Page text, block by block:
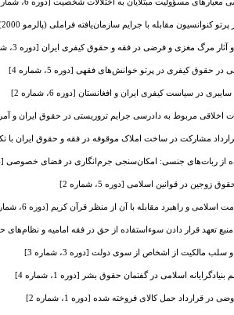
مقابله با جرایم سازمان‌یافته فراملی (پالرمو 2000) [دوره 3، شماره 1]
آثار مرگ مغزی و فرضی در فقه و حقوق کیفری ایران [دوره 3، شماره 1]
در حقوق کیفری در پرتو خوانش‌های فقهی [دوره 5، شماره 4]
در سیاست کیفری ایران و افغانستان [دوره 6، شماره 2]
اخلاقی مربوط به دادرسی جرایم تروریستی در حقوق ایران و آمریکا [دوره
مشارکت در ساخت املاک موقوفه در فقه و حقوق ایران با تکیه بر
ربات‌های جنسی: امکان‌سنجی جرم‌انگاری در فضای خصوصی [دوره 6،
زوجین در قوانین اسلامی [دوره 5، شماره 2]
و راهبرد مقابله با آن از منظر قرآن کریم [دوره 6، شماره 4]
تعهد قرار دادن سوء‌استفاده از حق در فقه امامیه و نظام‌های حقوقی
سلب مالکیت از اشخاص از سوی دولت [دوره 3، شماره 3]
اسلامی در گفتمان حقوق بشر [دوره 1، شماره 4]
در قرارداد حمل کالای فروخته شده [دوره 1، شماره 2]